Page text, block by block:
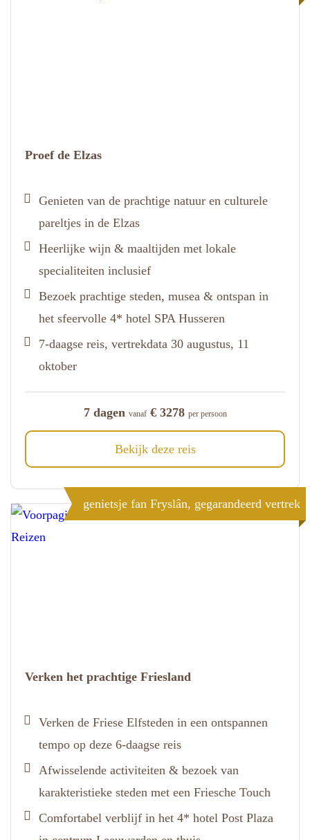
Proef de Elzas
Genieten van de prachtige natuur en culturele
pareltjes in de Elzas
Heerlijke wijn & maaltijden met lokale
specialiteiten inclusief
Bezoek prachtige steden, musea & ontspan in
het sfeervolle 4* hotel SPA Husseren
7-daagse reis, vertrekdata 30 augustus, 11
oktober
7 dagen vanaf€ 3278 per persoon
Bekijk deze reis
genietsje fan Fryslân, gegarandeerd vertrek
Verken het prachtige Friesland
Verken de Friese Elfsteden in een ontspannen
tempo op deze 6-daagse reis
Afwisselende activiteiten & bezoek van
karakteristieke steden met een Friesche Touch
Comfortabel verblijf in het 4* hotel Post Plaza